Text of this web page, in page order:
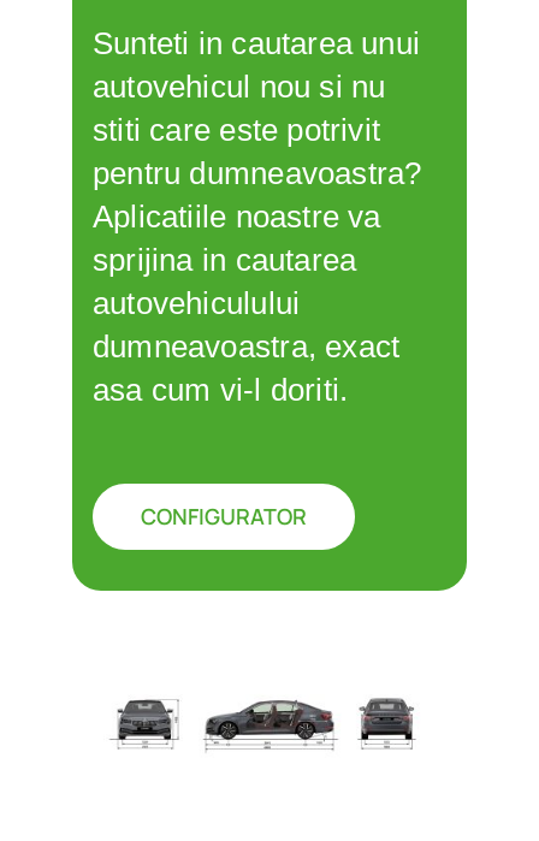
Sunteti in cautarea unui
autovehicul nou si nu
stiti care este potrivit
pentru dumneavoastra?
Aplicatiile noastre va
sprijina in cautarea
autovehiculului
dumneavoastra, exact
asa cum vi-l doriti.
CONFIGURATOR